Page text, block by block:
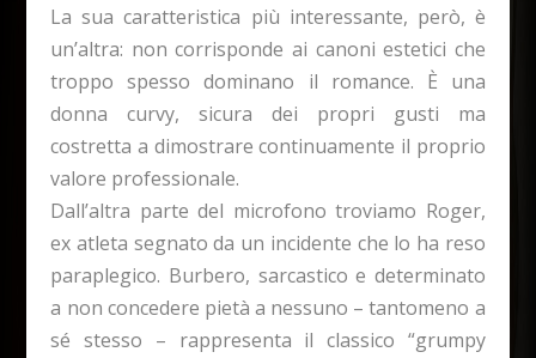
La sua caratteristica più interessante, però, è
un’altra: non corrisponde ai canoni estetici che
troppo spesso dominano il romance. È una
donna curvy, sicura dei propri gusti ma
costretta a dimostrare continuamente il proprio
valore professionale.
Dall’altra parte del microfono troviamo Roger,
ex atleta segnato da un incidente che lo ha reso
paraplegico. Burbero, sarcastico e determinato
a non concedere pietà a nessuno – tantomeno a
sé stesso – rappresenta il classico “grumpy